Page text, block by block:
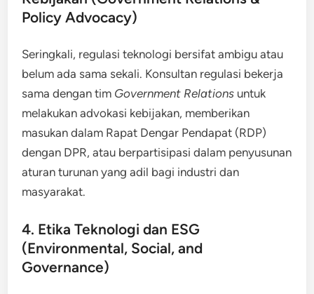
Policy Advocacy)
Seringkali, regulasi teknologi bersifat ambigu atau
belum ada sama sekali. Konsultan regulasi bekerja
sama dengan tim Government Relations untuk
melakukan advokasi kebijakan, memberikan
masukan dalam Rapat Dengar Pendapat (RDP)
dengan DPR, atau berpartisipasi dalam penyusunan
aturan turunan yang adil bagi industri dan
masyarakat.
4. Etika Teknologi dan ESG
(Environmental, Social, and
Governance)